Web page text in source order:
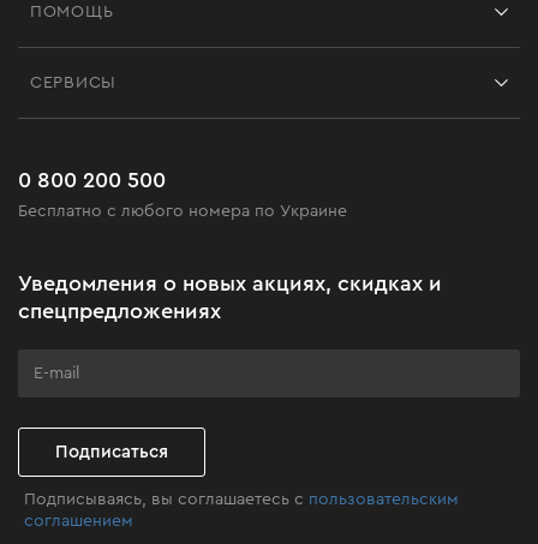
Черная пятница
Клуб мастерства
ПОМОЩЬ
Часто задаваемые вопросы
СЕРВИСЫ
0 800 200 500
Бесплатно с любого номера по Украине
Уведомления о новых акциях, скидках и
спецпредложениях
Подписаться
Подписываясь, вы соглашаетесь с пользовательским
соглашением